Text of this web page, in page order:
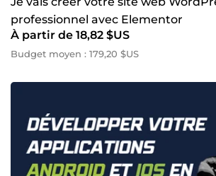
professionnel avec Elementor
À partir de 18,82 $US
Budget moyen : 179,20 $US